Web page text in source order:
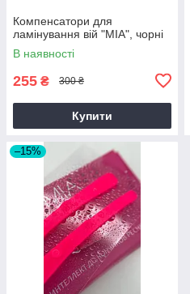
Компенсатори для
ламінування вій "MIA", чорні
В наявності
255 ₴ 300 ₴
Купити
–15%